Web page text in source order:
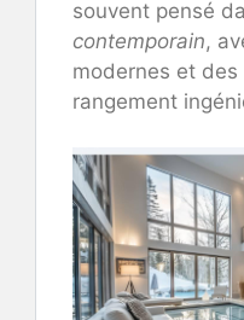
souvent pensé
contemporain,
modernes et
rangement